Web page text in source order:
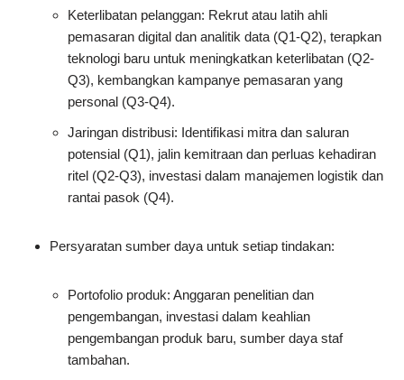
Keterlibatan pelanggan: Rekrut atau latih ahli
pemasaran digital dan analitik data (Q1-Q2), terapkan
teknologi baru untuk meningkatkan keterlibatan (Q2-
Q3), kembangkan kampanye pemasaran yang
personal (Q3-Q4).
Jaringan distribusi: Identifikasi mitra dan saluran
potensial (Q1), jalin kemitraan dan perluas kehadiran
ritel (Q2-Q3), investasi dalam manajemen logistik dan
rantai pasok (Q4).
Persyaratan sumber daya untuk setiap tindakan:
Portofolio produk: Anggaran penelitian dan
pengembangan, investasi dalam keahlian
pengembangan produk baru, sumber daya staf
tambahan.